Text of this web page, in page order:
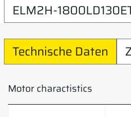
ELM2H-
Technische Daten
Motor charactistics